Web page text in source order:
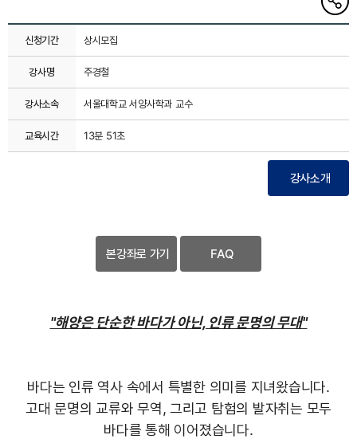
게시글
링크
신청기간 상시모집
강사명 주경철
강사소속 서울대학교 서양사학과 교수
교육시간 13분 51초
강사소개
본강좌로 가기 FAQ
"해양은 단순한 바다가 아닌, 인류 문명의 무대"
바다는 인류 역사 속에서 특별한 의미를 지녀왔습니다.
고대 문명의 교류와 무역, 그리고 탐험의 발자취는 모두
바다를 통해 이어졌습니다.